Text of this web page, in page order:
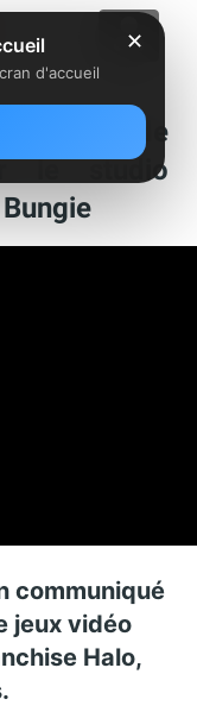
milliards de
le studio
communiqué
jeux vidéo
Halo,
✕
d'accueil